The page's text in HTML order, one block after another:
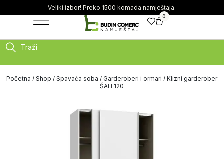
Veliki izbor! Preko 1500 komada namještaja.
0
Traži
Početna / Shop / Spavaća soba / Garderoberi i ormari / Klizni garderober
ŠAH 120